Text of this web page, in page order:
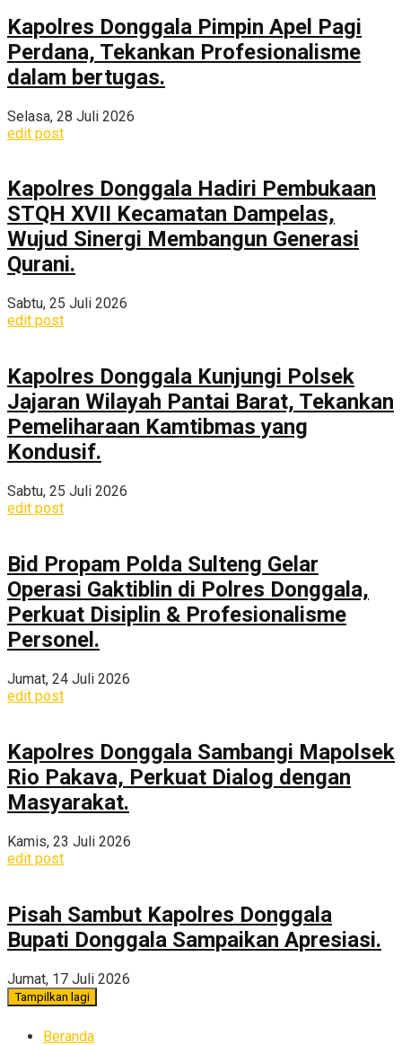
Kapolres Donggala Pimpin Apel Pagi
Perdana, Tekankan Profesionalisme
dalam bertugas.
Selasa, 28 Juli 2026
edit post
Kapolres Donggala Hadiri Pembukaan
STQH XVII Kecamatan Dampelas,
Wujud Sinergi Membangun Generasi
Qurani.
Sabtu, 25 Juli 2026
edit post
Kapolres Donggala Kunjungi Polsek
Jajaran Wilayah Pantai Barat, Tekankan
Pemeliharaan Kamtibmas yang
Kondusif.
Sabtu, 25 Juli 2026
edit post
Bid Propam Polda Sulteng Gelar
Operasi Gaktiblin di Polres Donggala,
Perkuat Disiplin & Profesionalisme
Personel.
Jumat, 24 Juli 2026
edit post
Kapolres Donggala Sambangi Mapolsek
Rio Pakava, Perkuat Dialog dengan
Masyarakat.
Kamis, 23 Juli 2026
edit post
Pisah Sambut Kapolres Donggala
Bupati Donggala Sampaikan Apresiasi.
Jumat, 17 Juli 2026
Tampilkan lagi
Beranda